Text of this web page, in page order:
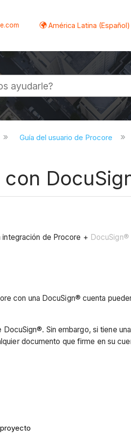
América Latina (Español)
Guía del usuario de Procore
integración de Procore + DocuSign®
con una DocuSign® cuenta
Sin embargo, si tiene
documento que firme en su